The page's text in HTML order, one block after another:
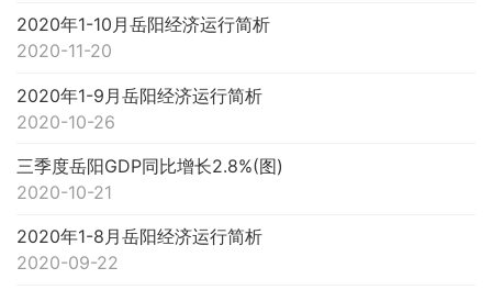
2020年1-10月岳阳经济运行简析
2020-11-20
2020年1-9月岳阳经济运行简析
2020-10-26
三季度岳阳GDP同比增长2.8%(图)
2020-10-21
2020年1-8月岳阳经济运行简析
2020-09-22